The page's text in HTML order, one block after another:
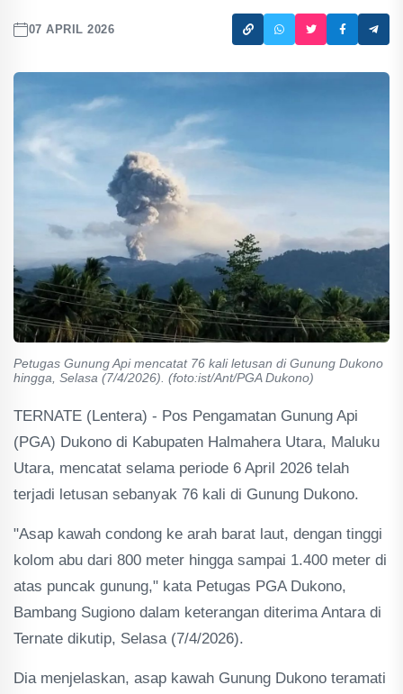
07 APRIL 2026
Petugas Gunung Api mencatat 76 kali letusan di Gunung Dukono
hingga, Selasa (7/4/2026). (foto:ist/Ant/PGA Dukono)
TERNATE (Lentera) - Pos Pengamatan Gunung Api
(PGA) Dukono di Kabupaten Halmahera Utara, Maluku
Utara, mencatat selama periode 6 April 2026 telah
terjadi letusan sebanyak 76 kali di Gunung Dukono.
"Asap kawah condong ke arah barat laut, dengan tinggi
kolom abu dari 800 meter hingga sampai 1.400 meter di
atas puncak gunung," kata Petugas PGA Dukono,
Bambang Sugiono dalam keterangan diterima Antara di
Ternate dikutip, Selasa (7/4/2026).
Dia menjelaskan, asap kawah Gunung Dukono teramati